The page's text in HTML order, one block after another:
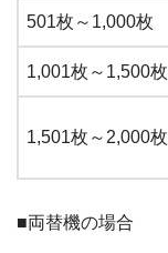
501枚～1,000枚
1,001枚～1,500枚
1,501枚～2,000枚
■両替機の場合